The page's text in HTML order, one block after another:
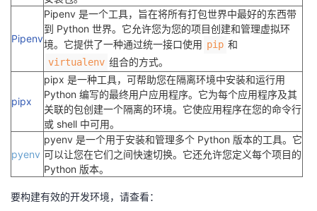
Pipenv
Pipenv 是一个工具，旨在将所有打包世界中最好的东西带
到 Python 世界。它允许您为您的项目创建和管理虚拟环
境。它提供了一种通过统一接口使用 pip 和
virtualenv 组合的方式。
pipx
pipx 是一种工具，可帮助您在隔离环境中安装和运行用
Python 编写的最终用户应用程序。它为每个应用程序及其
关联的包创建一个隔离的环境。它使应用程序在您的命令行
或 shell 中可用。
pyenv
pyenv 是一个用于安装和管理多个 Python 版本的工具。它
可以让您在它们之间快速切换。它还允许您定义每个项目的
Python 版本。
要构建有效的开发环境，请查看：